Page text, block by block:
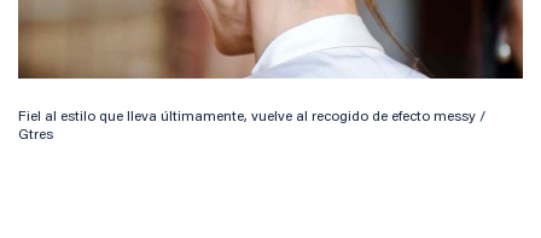
Fiel al estilo que lleva últimamente, vuelve al recogido de efecto messy /
Gtres